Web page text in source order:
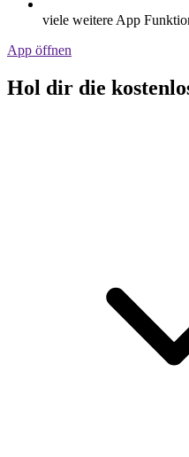
viele weitere App
App öffnen
Hol dir die